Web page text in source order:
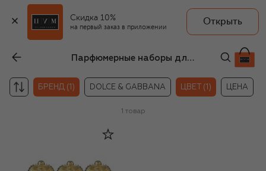
Скидка 10%
на первый заказ в приложении
Открыть
Парфюмерные наборы для мужчин Clive Christian
БРЕНД (1) DOLCE & GABBANA ЦВЕТ (1) ЦЕНА
1 товар